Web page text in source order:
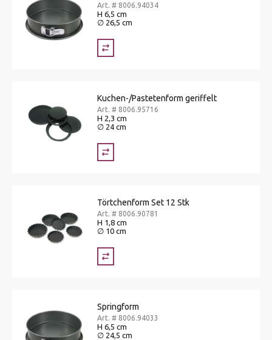
Art. # 8006.94034
H 6,5 cm
∅ 26,5 cm
Kuchen-/Pastetenform geriffelt
Art. # 8006.95716
H 2,3 cm
∅ 24 cm
Törtchenform Set 12 Stk
Art. # 8006.90781
H 1,8 cm
∅ 10 cm
Springform
Art. # 8006.94033
H 6,5 cm
∅ 24,5 cm